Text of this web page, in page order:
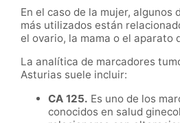
En el caso de la mujer, algunos
más utilizados están
el ovario, la mama o el aparato
La analítica de marcadores
Asturias suele incluir:
CA 125. Es uno de los
conocidos en salud